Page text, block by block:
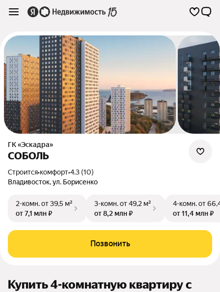
ГК «Эскадра»
СОБОЛЬ
Строится•комфорт•4.3 (10)
Владивосток,ул. Борисенко
2-комн.от 39,5 м²
от 7,1 млн ₽
3-комн.от 49,2 м²
от 8,2 млн ₽
4-комн.от
от 11,4 млн ₽
Позвонить
Купить 4-комнатную квартиру c